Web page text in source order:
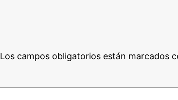
Los campos obligatorios están marcados